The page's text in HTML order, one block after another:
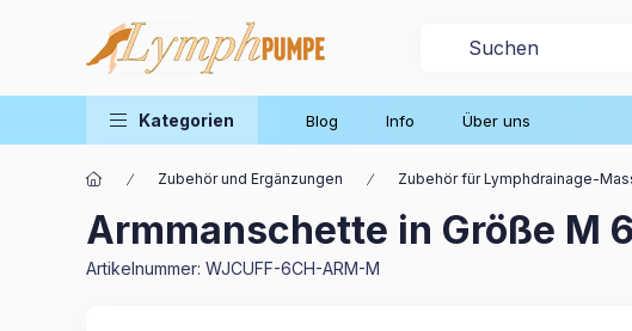
Kategorien Blog Info Über uns
Zubehör und Ergänzungen Zubehör für Lymphdrainage-
Armmanschette in Größe M
Artikelnummer: WJCUFF-6CH-ARM-M